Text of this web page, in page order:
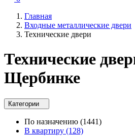
Главная
Входные металлические двери
Технические двери
Технические
Щербинке
Категории
По назначению (1441)
В квартиру (128)